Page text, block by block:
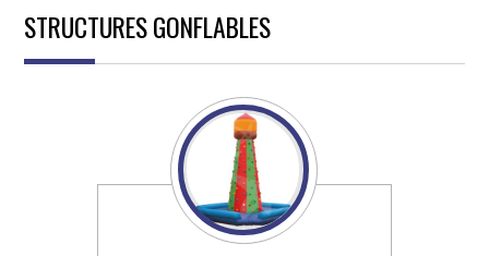
STRUCTURES GONFLABLES